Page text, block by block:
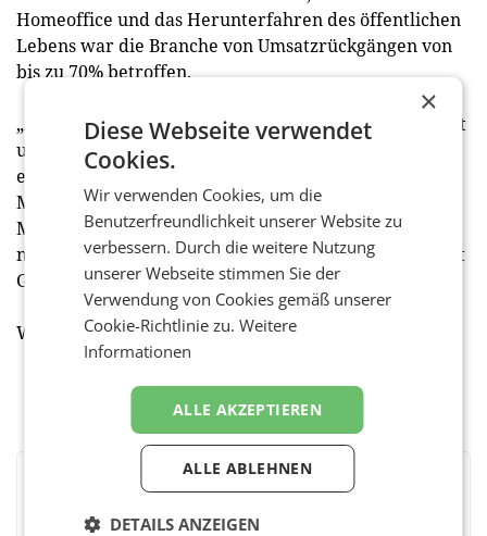
Homeoffice und das Herunterfahren des öffentlichen
Lebens war die Branche von Umsatzrückgängen von
bis zu 70% betroffen.
„Als Familienunternehmen haben wir die Bereitschaft
und den Willen, uns zu hinterfragen und zu
entwickeln. Dazu braucht es natürlich eine Portion
Mut. Aber gemeinsam mit unseren 1.600
Mitarbeiterinnen und Mitarbeitern lassen wir uns
nicht unterkriegen und arbeiten an der Zukunft“, sagt
Gabriele Ströck. (red)
Weitere Informationen aufhttps://www.stroeck.at
BEWERTEN SIE DIESEN ARTIKEL
×
Diese Webseite verwendet
Cookies.
Wir verwenden Cookies, um die
Benutzerfreundlichkeit unserer Website zu
verbessern. Durch die weitere Nutzung
unserer Webseite stimmen Sie der
Verwendung von Cookies gemäß unserer
Cookie-Richtlinie zu.Weitere
Informationen
ALLE AKZEPTIEREN
ALLE ABLEHNEN
DETAILS ANZEIGEN